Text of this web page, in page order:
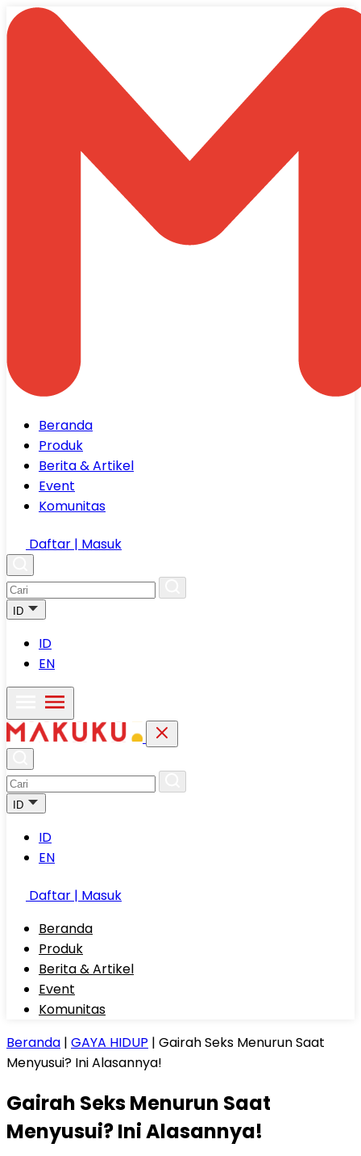
Beranda
Produk
Berita & Artikel
Event
Komunitas
Daftar | Masuk
ID
ID
EN
ID
ID
EN
Daftar | Masuk
Beranda
Produk
Berita & Artikel
Event
Komunitas
Beranda | GAYA HIDUP | Gairah Seks Menurun Saat
Menyusui? Ini Alasannya!
Gairah Seks Menurun Saat
Menyusui? Ini Alasannya!